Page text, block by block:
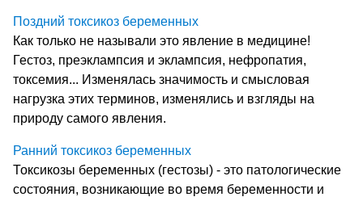
Поздний токсикоз беременных
Как только не называли это явление в медицине!
Гестоз, преэклампсия и эклампсия, нефропатия,
токсемия... Изменялась значимость и смысловая
нагрузка этих терминов, изменялись и взгляды на
природу самого явления.
Ранний токсикоз беременных
Токсикозы беременных (гестозы) - это патологические
состояния, возникающие во время беременности и